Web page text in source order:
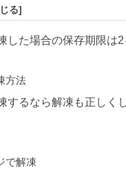
した場合の保存期限は2
方法
するなら解凍も正しく
で解凍